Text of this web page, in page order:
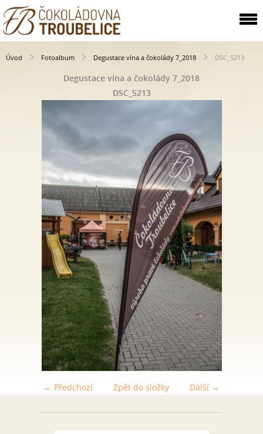
Úvod Fotoalbum Degustace vína a čokolády 7_2018 DSC_5213
Degustace vína a čokolády 7_2018
DSC_5213
← Předchozí Další →
Zpět do složky